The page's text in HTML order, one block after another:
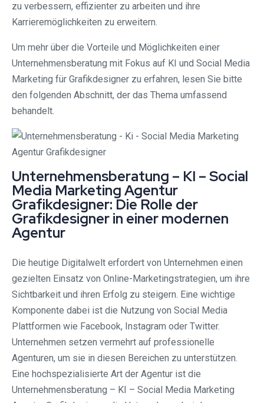
zu verbessern, effizienter zu arbeiten und ihre
Karrieremöglichkeiten zu erweitern.
Um mehr über die Vorteile und Möglichkeiten einer
Unternehmensberatung mit Fokus auf KI und Social Media
Marketing für Grafikdesigner zu erfahren, lesen Sie bitte
den folgenden Abschnitt, der das Thema umfassend
behandelt.
Unternehmensberatung – KI – Social
Media Marketing Agentur
Grafikdesigner: Die Rolle der
Grafikdesigner in einer modernen
Agentur
Die heutige Digitalwelt erfordert von Unternehmen einen
gezielten Einsatz von Online-Marketingstrategien, um ihre
Sichtbarkeit und ihren Erfolg zu steigern. Eine wichtige
Komponente dabei ist die Nutzung von Social Media
Plattformen wie Facebook, Instagram oder Twitter.
Unternehmen setzen vermehrt auf professionelle
Agenturen, um sie in diesen Bereichen zu unterstützen.
Eine hochspezialisierte Art der Agentur ist die
Unternehmensberatung – KI – Social Media Marketing